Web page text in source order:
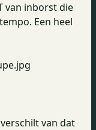
van inborst die
Een heel
van dat